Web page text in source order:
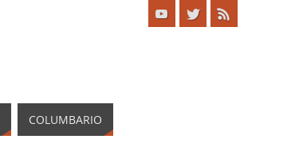
COLUMBARIO